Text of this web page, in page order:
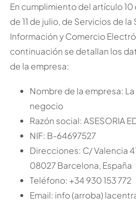
En cumplimiento del artículo
de 11 de julio, de Servicios de
Información y Comercio
continuación se detallan los
de la empresa:
Nombre de la empresa:
negocio
Razón social: ASESORIA
NIF: B-64697527
Direcciones: C/ Valencia
08027 Barcelona, España
Teléfono: +34 930 153 772
Email: info (arroba)